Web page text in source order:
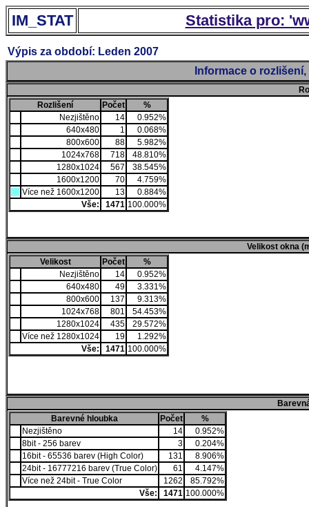
IM_STAT Statistika pro:
Výpis za období: Leden 2007
Informace o
Rozlišení
Počet
%
Nezjištěno
14
0.952%
640x480
1
0.068%
800x600
88
5.982%
1024x768
718
48.810%
1280x1024
567
38.545%
1600x1200
70
4.759%
Více než 1600x1200
13
0.884%
Vše:
1471 100.000%
Velikost okna
Velikost
Počet
%
Nezjištěno
14
0.952%
640x480
49
3.331%
800x600
137
9.313%
1024x768
801
54.453%
1280x1024
435
29.572%
Více než 1280x1024
19
1.292%
Vše:
1471 100.000%
Barevné hloubka
Počet
%
Nezjištěno
14
0.952%
8bit - 256 barev
3
0.204%
16bit - 65536 barev (High Color)
131
8.906%
24bit - 16777216 barev (True Color)
61
4.147%
Více než 24bit - True Color
1262
85.792%
Vše:
1471 100.000%